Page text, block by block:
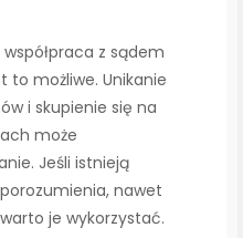
z sądem
to możliwe. Unikanie
i skupienie się na
może
Jeśli istnieją
nawet
je wykorzystać.